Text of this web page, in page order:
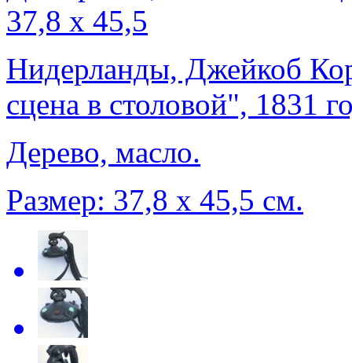
37,8 х 45,5
Нидерланды, Джейкоб
сцена в столовой", 1831
Дерево, масло.
Размер: 37,8 х 45,5 см.